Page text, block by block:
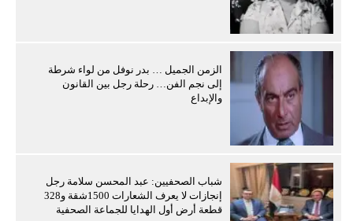
الزمن الجميل … بدر نوفل من لواء شرطة
إلى نجم الفن… رحلة رجل بين القانون
والإبداع
شباب الصحفيين: عبد المحسن سلامة رجل
إنجازات لا يعرف الشعارات 1500شقة و328
قطعة أرض أول الهدايا للجماعة الصحفية